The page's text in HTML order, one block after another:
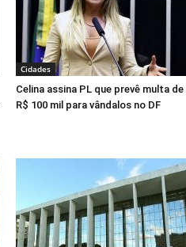
Cidades
Celina assina PL que prevê multa de
R$ 100 mil para vândalos no DF